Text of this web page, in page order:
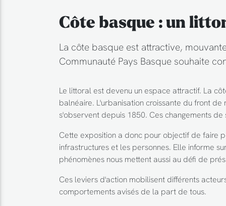
Côte basque : un
La côte basque est attractive,
Communauté Pays Basque souhaite
Le littoral est devenu un espace attractif. La
balnéaire. L'urbanisation croissante du front
s'observent depuis 1850. Ces changements
Cette exposition a donc pour objectif de faire
infrastructures et les personnes. Elle informe
phénomènes nous mettent aussi au défi de
Ces leviers d'action mobilisent différents
comportements avisés de la part de tous.